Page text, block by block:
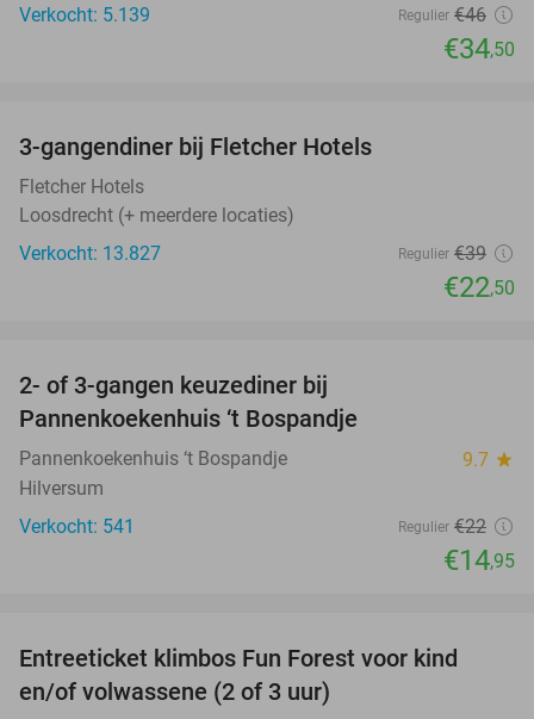
Verkocht: 5.139
Regulier €46
€34,50
3-gangendiner bij Fletcher Hotels
Fletcher Hotels
Loosdrecht (+ meerdere locaties)
Verkocht: 13.827
Regulier €39
€22,50
2- of 3-gangen keuzediner bij
Pannenkoekenhuis ‘t Bospandje
Pannenkoekenhuis ‘t Bospandje 9.7 star
Hilversum
Verkocht: 541
Regulier €22
€14,95
Entreeticket klimbos Fun Forest voor kind
en/of volwassene (2 of 3 uur)